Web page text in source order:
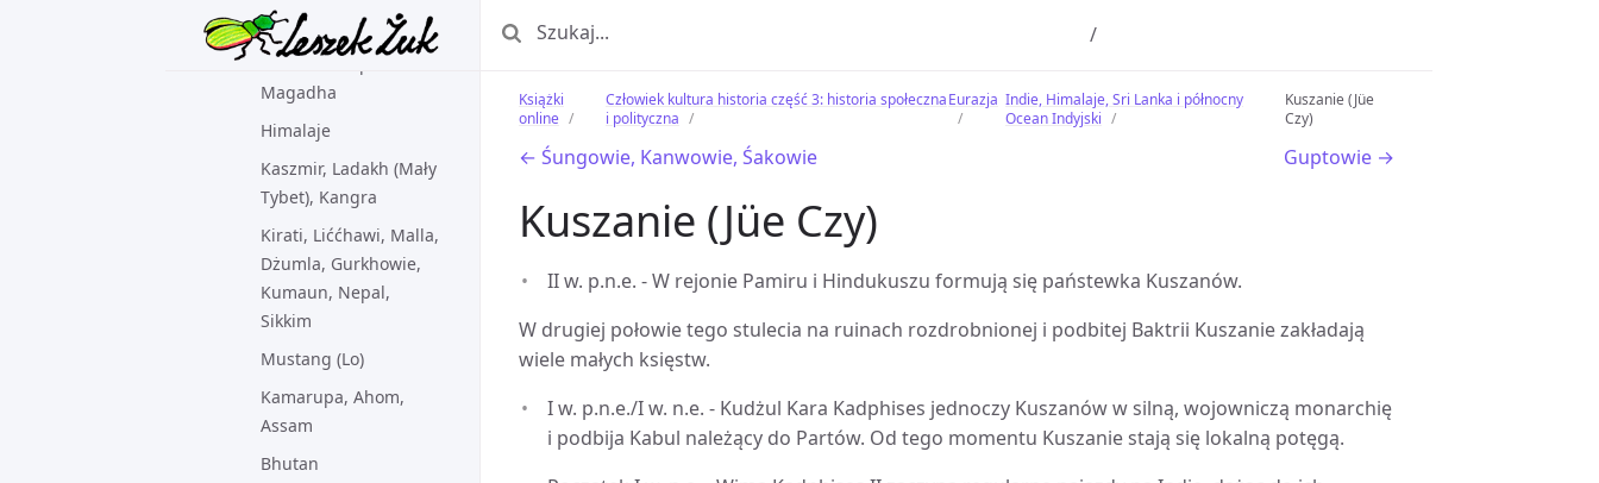
Cywilizacja Indusu
Ariowie do epoki
Magadha
Himalaje
Kaszmir, Ladakh (Mały
Tybet), Kangra
Kirati, Liććhawi, Malla,
Dżumla, Gurkhowie,
Kumaun, Nepal,
Sikkim
Mustang (Lo)
Kamarupa, Ahom,
Assam
Bhutan
Książki
online
Człowiek kultura historia część 3: historia społeczna
i polityczna
Eurazja Indie, Himalaje, Sri Lanka i północny
Ocean Indyjski
Kuszanie (Jüe
Czy)
← Śungowie, Kanwowie, Śakowie Guptowie →
Kuszanie (Jüe Czy)
II w. p.n.e. - W rejonie Pamiru i Hindukuszu formują się państewka Kuszanów.
W drugiej połowie tego stulecia na ruinach rozdrobnionej i podbitej Baktrii Kuszanie zakładają
wiele małych księstw.
I w. p.n.e./I w. n.e. - Kudżul Kara Kadphises jednoczy Kuszanów w silną, wojowniczą monarchię
i podbija Kabul należący do Partów. Od tego momentu Kuszanie stają się lokalną potęgą.